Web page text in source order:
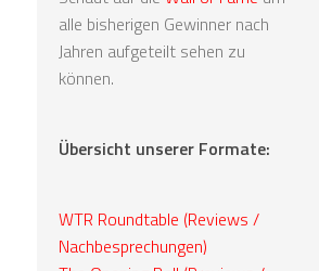
alle bisherigen Gewinner nach
Jahren aufgeteilt sehen zu
können.
Übersicht unserer Formate:
WTR Roundtable (Reviews /
Nachbesprechungen)